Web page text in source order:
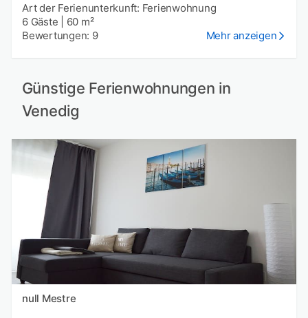
Art der Ferienunterkunft: Ferienwohnung
6 Gäste
60 m²
Bewertungen: 9
Mehr anzeigen
Günstige Ferienwohnungen in
Venedig
null Mestre